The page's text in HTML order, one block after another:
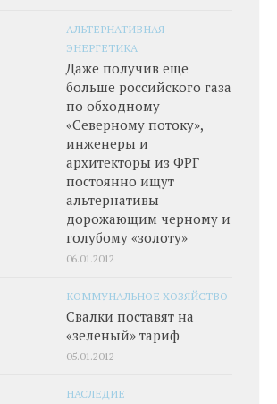
АЛЬТЕРНАТИВНАЯ
ЭНЕРГЕТИКА
Даже получив еще
больше российского газа
по обходному
«Северному потоку»,
инженеры и
архитекторы из ФРГ
постоянно ищут
альтернативы
дорожающим черному и
голубому «золоту»
06.01.2012
КОММУНАЛЬНОЕ ХОЗЯЙСТВО
Свалки поставят на
«зеленый» тариф
05.01.2012
НАСЛЕДИЕ